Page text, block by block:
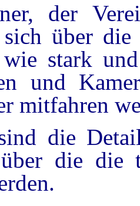
der
über die
stark
und
mitfahren
die
die die